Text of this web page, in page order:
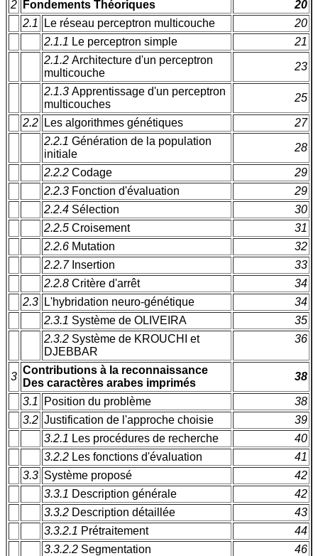
2 Fondements Théoriques
20
2.1
Le réseau perceptron multicouche
20
2.1.1 Le perceptron simple
21
2.1.2 Architecture d'un perceptron
multicouche
23
2.1.3 Apprentissage d'un perceptron
multicouches
25
2.2 Les algorithmes génétiques
27
2.2.1 Génération de la population
initiale
28
2.2.2 Codage
29
2.2.3 Fonction d'évaluation
29
2.2.4 Sélection
30
2.2.5 Croisement
31
2.2.6 Mutation
32
2.2.7 Insertion
33
2.2.8 Critère d'arrêt
34
2.3
L'hybridation neuro-génétique
34
2.3.1 Système de OLIVEIRA
35
2.3.2 Système de KROUCHI et
DJEBBAR
36
3
Contributions à la reconnaissance
Des caractères arabes imprimés
38
3.1 Position du problème
38
3.2 Justification de l'approche choisie
39
3.2.1 Les procédures de recherche
40
3.2.2 Les fonctions d'évaluation
41
3.3 Système proposé
42
3.3.1 Description générale
42
3.3.2 Description détaillée
43
3.3.2.1 Prétraitement
44
3.3.2.2 Segmentation
46